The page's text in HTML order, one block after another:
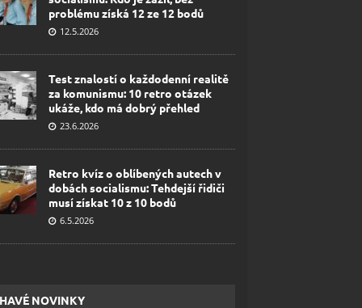
problému získá 12 ze 12 bodů
12.5.2026
Test znalostí o každodenní realitě
za komunismu: 10 retro otázek
ukáže, kdo má dobrý přehled
23.6.2026
Retro kvíz o oblíbených autech v
dobách socialismu: Tehdejší řidiči
musí získat 10 z 10 bodů
6.5.2026
NOVINKY